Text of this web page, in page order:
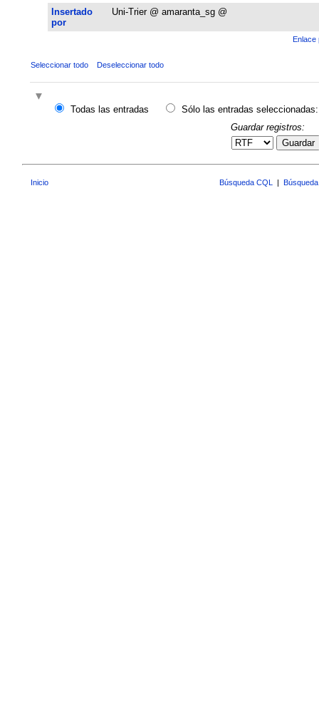
Insertado
por
Uni-Trier @ amaranta_sg @
Enlace
Seleccionar todo Deseleccionar todo
Todas las entradas
Sólo las entradas seleccionadas:
Guardar registros:
Guardar
Inicio Búsqueda CQL